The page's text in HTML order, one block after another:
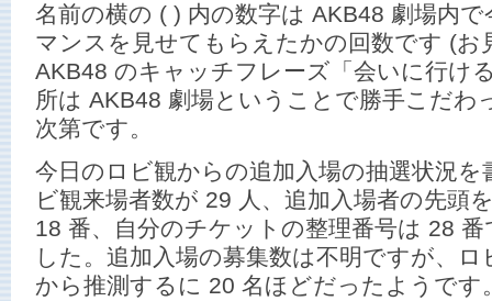
名前の横の ( ) 内の数字は AKB48 劇場内
マンスを見せてもらえたかの回数です (お
AKB48 のキャッチフレーズ「会いに行け
所は AKB48 劇場ということで勝手こだわ
次第です。
今日のロビ観からの追加入場の抽選状況
ビ観来場者数が 29 人、追加入場者の先頭
18 番、自分のチケットの整理番号は 28
した。追加入場の募集数は不明ですが、
から推測するに 20 名ほどだったようです